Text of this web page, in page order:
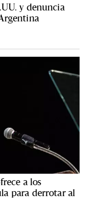
y denuncia
a los
para derrotar al